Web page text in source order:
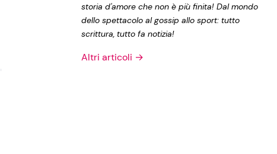
storia d'amore che non è più finita! Dal mondo
dello spettacolo al gossip allo sport: tutto
scrittura, tutto fa notizia!
Altri articoli →